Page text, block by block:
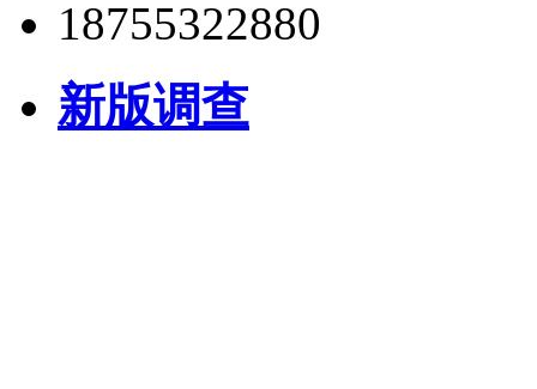
18755322880
新版调查